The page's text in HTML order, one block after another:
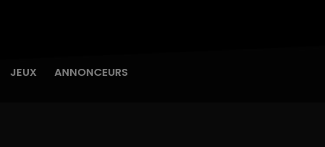
JEUX ANNONCEURS